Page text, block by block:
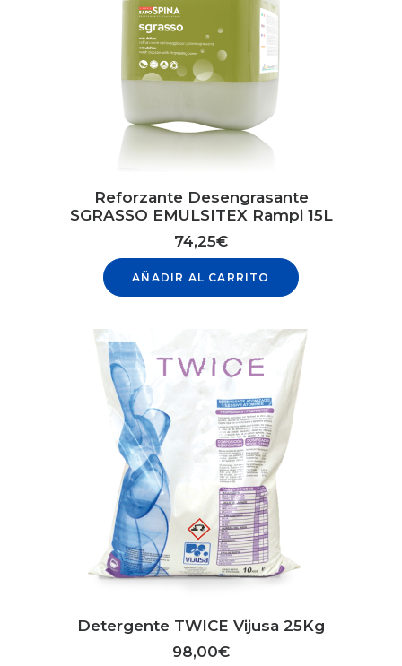
Reforzante Desengrasante
SGRASSO EMULSITEX Rampi 15L
74,25€
AÑADIR AL CARRITO
Detergente TWICE Vijusa 25Kg
98,00€